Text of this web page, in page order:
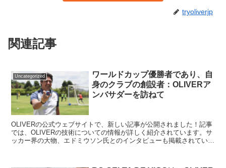
tryoliverjp
関連記事
Uncategorized
ワールドカップ優勝者であり、自
身のクラブの創設者：OLIVERア
ンバサダーを訪ねて
OLIVERの公式ウェブサイトで、新しい記事が公開されました！記事
では、OLIVERの技術についての情報が詳しく紹介されています。サ
ッカー界の大物、エドミウソン氏とのインタビューも掲載されていま